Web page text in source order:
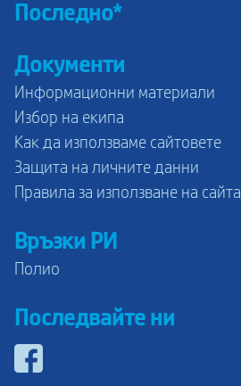
Последно*
Документи
Информационни материали
Избор на екипа
Как да използваме сайтовете
Защита на личните данни
Правила за използване на сайта
Връзки РИ
Полио
Последвайте ни